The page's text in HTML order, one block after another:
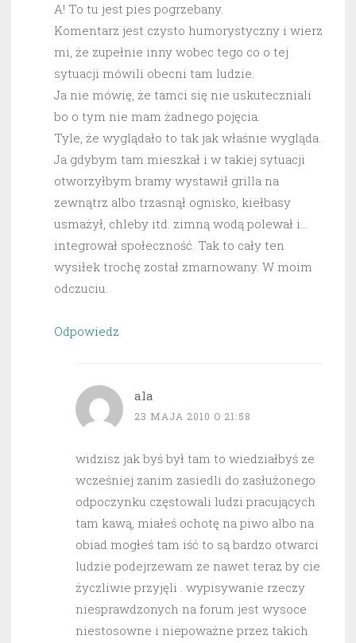
A! To tu jest pies pogrzebany.
Komentarz jest czysto humorystyczny i wierz
mi, że zupełnie inny wobec tego co o tej
sytuacji mówili obecni tam ludzie.
Ja nie mówię, że tamci się nie uskuteczniali
bo o tym nie mam żadnego pojęcia.
Tyle, że wyglądało to tak jak właśnie wygląda.
Ja gdybym tam mieszkał i w takiej sytuacji
otworzyłbym bramy wystawił grilla na
zewnątrz albo trzasnął ognisko, kiełbasy
usmażył, chleby itd. zimną wodą polewał i…
integrował społeczność. Tak to cały ten
wysiłek trochę został zmarnowany. W moim
odczuciu.
Odpowiedz
ala
23 MAJA 2010 O 21:58
widzisz jak byś był tam to wiedziałbyś ze
wcześniej zanim zasiedli do zasłużonego
odpoczynku częstowali ludzi pracujących
tam kawą, miałeś ochotę na piwo albo na
obiad mogłeś tam iść to są bardzo otwarci
ludzie podejrzewam ze nawet teraz by cie
życzliwie przyjęli . wypisywanie rzeczy
niesprawdzonych na forum jest wysoce
niestosowne i niepoważne przez takich